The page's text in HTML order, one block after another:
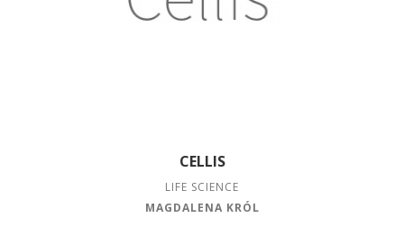
CELLIS
LIFE SCIENCE
MAGDALENA KRÓL